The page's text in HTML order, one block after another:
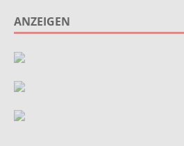
ANZEIGEN